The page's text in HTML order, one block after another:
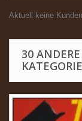
Aktuell keine
30